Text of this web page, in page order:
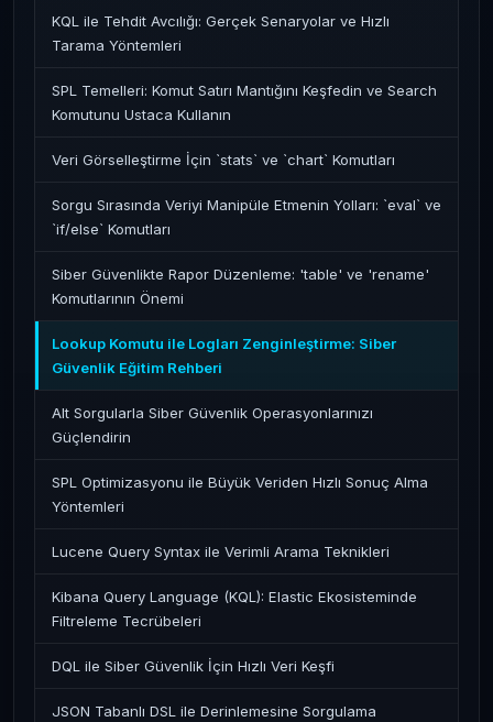
KQL ile Tehdit Avcılığı: Gerçek Senaryolar ve Hızlı
Tarama Yöntemleri
SPL Temelleri: Komut Satırı Mantığını Keşfedin ve Search
Komutunu Ustaca Kullanın
Veri Görselleştirme İçin `stats` ve `chart` Komutları
Sorgu Sırasında Veriyi Manipüle Etmenin Yolları: `eval` ve
`if/else` Komutları
Siber Güvenlikte Rapor Düzenleme: 'table' ve 'rename'
Komutlarının Önemi
Lookup Komutu ile Logları Zenginleştirme: Siber
Güvenlik Eğitim Rehberi
Alt Sorgularla Siber Güvenlik Operasyonlarınızı
Güçlendirin
SPL Optimizasyonu ile Büyük Veriden Hızlı Sonuç Alma
Yöntemleri
Lucene Query Syntax ile Verimli Arama Teknikleri
Kibana Query Language (KQL): Elastic Ekosisteminde
Filtreleme Tecrübeleri
DQL ile Siber Güvenlik İçin Hızlı Veri Keşfi
JSON Tabanlı DSL ile Derinlemesine Sorgulama